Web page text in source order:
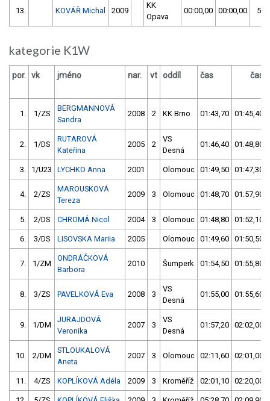
13. KOVÁŘ Michal 2009
KK
Opava
00:00,00 00:00,00
kategorie K1W
por. vk jméno nar. vt oddíl čas čas
1. 1/ZS
BERGMANNOVÁ
Sandra
2008 2 KK Brno 01:43,70 01:45,40
2. 1/DS
RUTAROVÁ
Kateřina
2005 2
VS
Desná
01:46,40 01:48,80
3. 1/U23 LYCHKO Anna 2001 Olomouc 01:49,50 01:47,30
4. 2/ZS
MAROUSKOVÁ
Tereza
2009 3 Olomouc 01:48,70 01:57,90
5. 2/DS CHROMÁ Nicol 2004 3 Olomouc 01:48,80 01:52,10
6. 3/DS LISOVSKA Mariia 2005 Olomouc 01:49,60 01:50,50
7. 1/ZM
ONDRÁČKOVÁ
Barbora
2010 Šumperk 01:54,50 01:55,80
8. 3/ZS PAVELKOVÁ Eva 2008 3
VS
Desná
01:55,00 01:55,60
9. 1/DM
JURAJDOVÁ
Veronika
2007 3
VS
Desná
01:57,20 02:02,00
10. 2/DM
STLOUKALOVÁ
Aneta
2007 3 Olomouc 02:11,60 02:01,00
11. 4/ZS KOPLÍKOVÁ Adéla 2009 3 Kroměříž 02:01,10 02:20,00